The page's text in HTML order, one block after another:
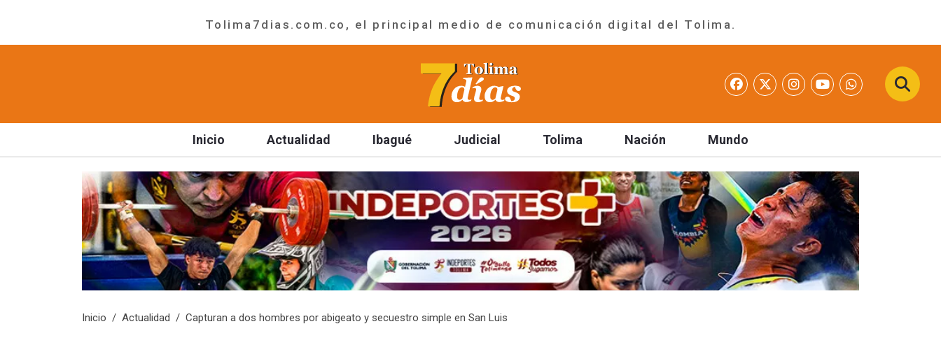
Tolima7dias.com.co, el principal medio de comunicación digital del Tolima.
Inicio Actualidad Ibagué Judicial Tolima Nación Mundo
Inicio Actualidad Capturan a dos hombres por abigeato y secuestro simple en San Luis